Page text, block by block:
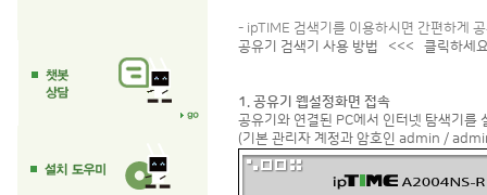
- ipTIME 검색기를 이용하시면 간편하게
공유기 검색기 사용 방법
<<< 클릭하세
1. 공유기 웹설정화면 접속
공유기와 연결된 PC에서 인터넷 탐색기
(기본 관리자 계정과 암호인 admin /